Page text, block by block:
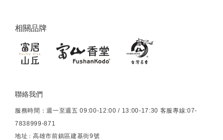
相關品牌
聯絡我們
服務時間：週一至週五 09:00-12:00 / 13:00-17:30 客服專線:07-
7838999-871
地址 ： 高雄市前鎮區建基街9號